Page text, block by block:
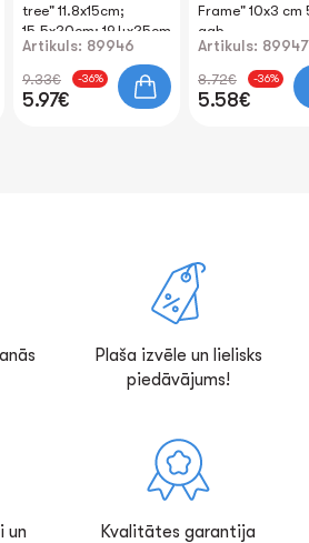
tree" 11.8x15cm;
15.5x20cm; 19.4x25cm
Artikuls: 89946
9.33€ -36%
5.97€
Frame" 10x3 cm
gab.
Artikuls: 89947
8.72€ -36%
5.58€
Plaša izvēle un lielisks
piedāvājums!
un
Kvalitātes garantija